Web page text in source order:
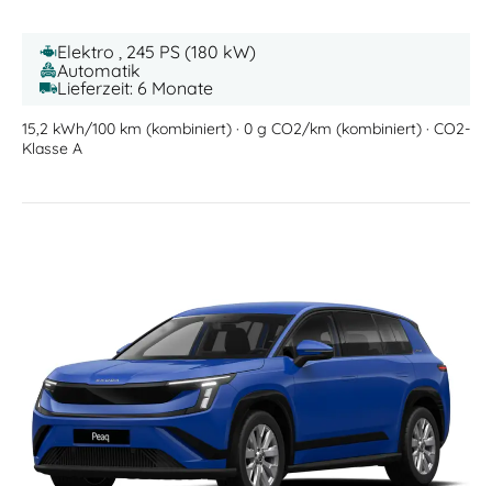
Elektro , 245 PS (180 kW)
Automatik
Lieferzeit: 6 Monate
15,2 kWh/100 km (kombiniert) · 0 g CO2/km (kombiniert) · CO2-
Klasse A